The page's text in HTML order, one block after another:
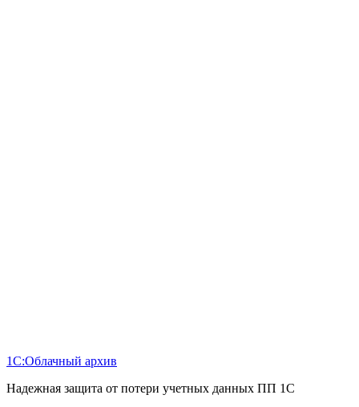
1С:Облачный архив
Надежная защита от потери учетных данных ПП 1С